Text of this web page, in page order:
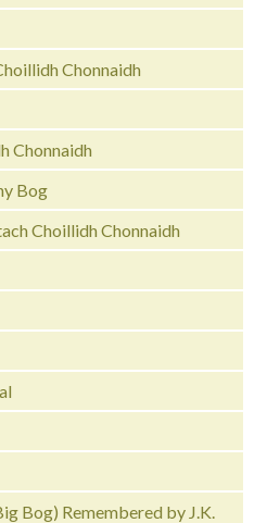
Chonnaidh
Chonnaidh
Bog
Choillidh Chonnaidh
Bog) Remembered by J.K.